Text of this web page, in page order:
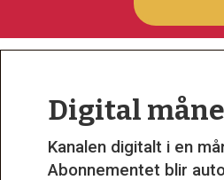
Digital
Kanalen digitalt i en
Abonnementet blir